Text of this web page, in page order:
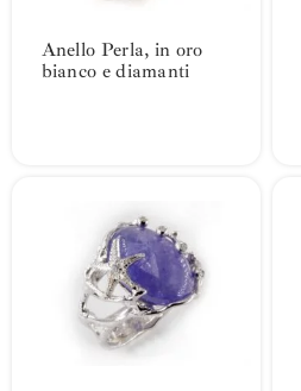
Anello Perla, in oro
bianco e diamanti